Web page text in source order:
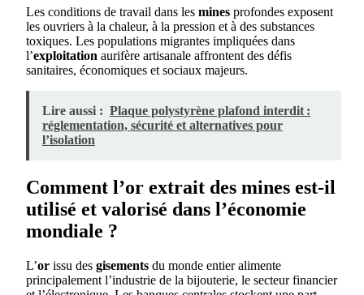
Les conditions de travail dans les mines profondes exposent
les ouvriers à la chaleur, à la pression et à des substances
toxiques. Les populations migrantes impliquées dans
l’exploitation aurifère artisanale affrontent des défis
sanitaires, économiques et sociaux majeurs.
Lire aussi : Plaque polystyrène plafond interdit :
réglementation, sécurité et alternatives pour
l’isolation
Comment l’or extrait des mines est-il
utilisé et valorisé dans l’économie
mondiale ?
L’or issu des gisements du monde entier alimente
principalement l’industrie de la bijouterie, le secteur financier